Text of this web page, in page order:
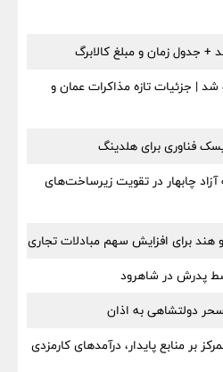
شد | جزئیات تازه مذاکرات عمان و
چابهار در تقویت زیرساخت‌های
هند برای افزایش سهم مبادلات تجاری
پدرش در شاهرود
دولتشاهی به اذان
بر منابع پایدار، درآمدهای کارمزدی